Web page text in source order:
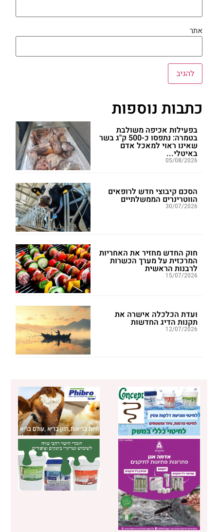
אתר
כתבות נוספות
בפעילות אכיפה משולבת
בטמרה: נתפסו כ-500 ק"ג בשר
שאינו ראוי למאכל אדם
באיטלי...
05/08/2026
הסכם קיבוצי חדש לרופאים
הווטרינרים הממשלתיים
30/07/2026
חוק החדש מחזיר את האחריות
המרכזית על מערך הכשרות
לרבנות הראשית
15/07/2026
ועדת הכלכלה אישרה את
תקנות הדיג החדשות
12/07/2026